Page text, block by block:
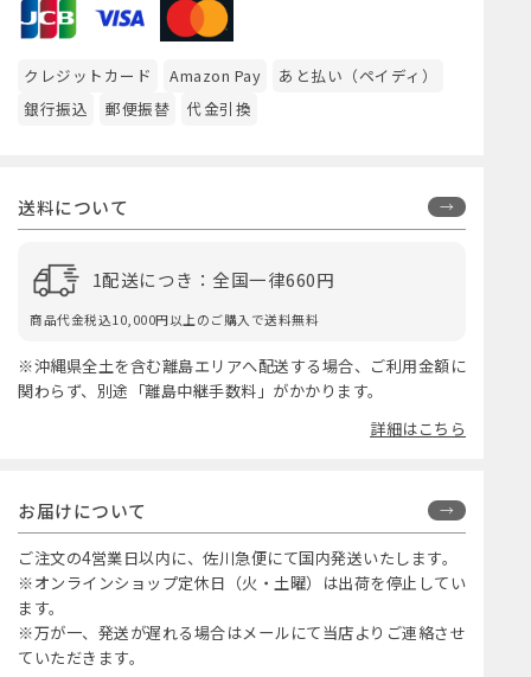
クレジットカード Amazon Pay
あと払い（ペイディ）
銀行振込
郵便振替 代金引換
送料について
1配送につき：全国一律660円
商品代金税込10,000円以上のご購入で送料無料
※沖縄県全土を含む離島エリアへ配送する場合、ご利用金額に
関わらず、別途「離島中継手数料」がかかります。
詳細はこちら
お届けについて
ご注文の4営業日以内に、佐川急便にて国内発送いたします。
※オンラインショップ定休日（火・土曜）は出荷を停止してい
ます。
※万が一、発送が遅れる場合はメールにて当店よりご連絡させ
ていただきます。